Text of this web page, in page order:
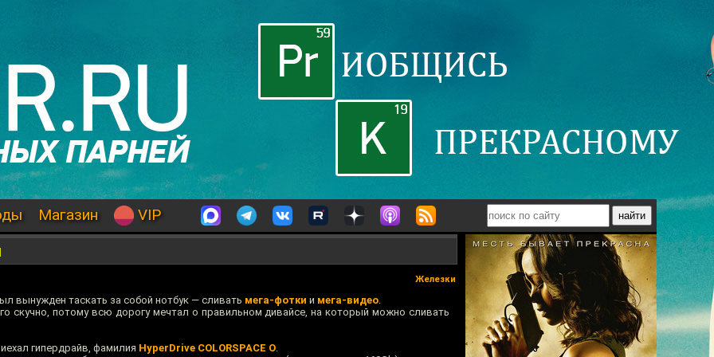
Магазин VIP
Железки
вынужден таскать за собой нотбук — сливать мега-фотки и мега-видео.
скучно, потому всю дорогу мечтал о правильном дивайсе, на который можно сливать
гипердрайв, фамилия HyperDrive COLORSPACE O.